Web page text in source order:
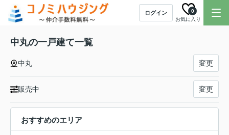
ログイン
お気に入り
0
中丸の一戸建て一覧
中丸 変更
販売中 変更
おすすめのエリア